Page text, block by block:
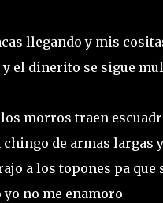
llegando y mis
y el dinerito se sigue
morros traen
de armas largas
a los topones pa que
no me enamoro